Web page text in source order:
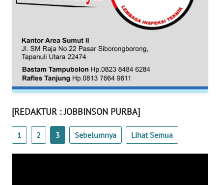
[REDAKTUR : JOBBINSON PURBA]
1 2 3 Sebelumnya Lihat Semua
WN
KEPRI
WN
WN
PAPUA